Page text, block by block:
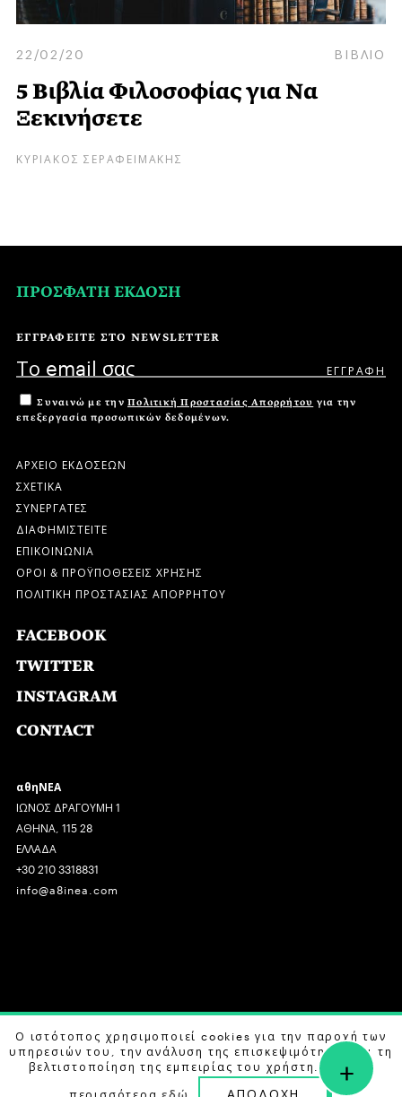
22/02/20 ΒΙΒΛΙΟ
5 Βιβλία Φιλοσοφίας για Nα
Ξεκινήσετε
ΚΥΡΙΑΚΟΣ ΣΕΡΑΦΕΙΜΑΚΗΣ
ΠΡΟΣΦΑΤΗ ΕΚΔΟΣΗ
ΕΓΓΡΑΦΕΙΤΕ ΣΤΟ NEWSLETTER
Συναινώ με την Πολιτική Προστασίας Απορρήτου για την
επεξεργασία προσωπικών δεδομένων.
ΑΡΧΕΙΟ ΕΚΔΟΣΕΩΝ
ΣΧΕΤΙΚΑ
ΣΥΝΕΡΓΑΤΕΣ
ΔΙΑΦΗΜΙΣΤΕΙΤΕ
ΕΠΙΚΟΙΝΩΝΙΑ
ΟΡΟΙ & ΠΡΟΫΠΟΘΕΣΕΙΣ ΧΡΗΣΗΣ
ΠΟΛΙΤΙΚΗ ΠΡΟΣΤΑΣΙΑΣ ΑΠΟΡΡΗΤΟΥ
FACEBOOK
TWITTER
INSTAGRAM
CONTACT
αθηΝΕΑ
ΙΩΝΟΣ ΔΡΑΓΟΥΜΗ 1
ΑΘΗΝΑ, 115 28
ΕΛΛΑΔΑ
+30 210 3318831
info@a8inea.com
COPYRIGHT © 2026 αθηΝΕΑ, ALL RIGHTS RESERVED.
DESIGN BY G DESIGN STUDIO. DEVELOPED BYB LABS
Ο ιστότοπος χρησιμοποιεί cookies για την παροχή των
υπηρεσιών του, την ανάλυση της επισκεψιμότητας και τη
βελτιστοποίηση της εμπειρίας του χρήστη. Μάθετε
περισσότεραεδώ ΑΠΟΔΟΧΗ
+